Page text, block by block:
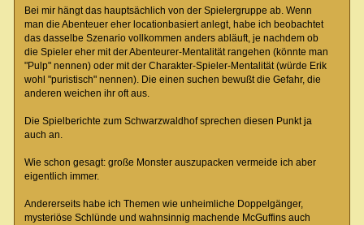
Bei mir hängt das hauptsächlich von der Spielergruppe ab. Wenn
man die Abenteuer eher locationbasiert anlegt, habe ich beobachtet
das dasselbe Szenario vollkommen anders abläuft, je nachdem ob
die Spieler eher mit der Abenteurer-Mentalität rangehen (könnte man
"Pulp" nennen) oder mit der Charakter-Spieler-Mentalität (würde Erik
wohl "puristisch" nennen). Die einen suchen bewußt die Gefahr, die
anderen weichen ihr oft aus.
Die Spielberichte zum Schwarzwaldhof sprechen diesen Punkt ja
auch an.
Wie schon gesagt: große Monster auszupacken vermeide ich aber
eigentlich immer.
Andererseits habe ich Themen wie unheimliche Doppelgänger,
mysteriöse Schlünde und wahnsinnig machende McGuffins auch